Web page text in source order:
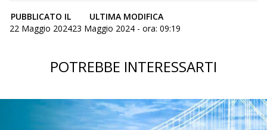
PUBBLICATO IL
22 Maggio 2024
ULTIMA MODIFICA
23 Maggio 2024 - ora: 09:19
POTREBBE INTERESSARTI